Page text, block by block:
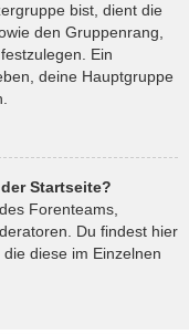
bist, dient die
den Gruppenrang,
Ein
deine Hauptgruppe
Startseite?
Forenteams,
Du findest hier
diese im Einzelnen